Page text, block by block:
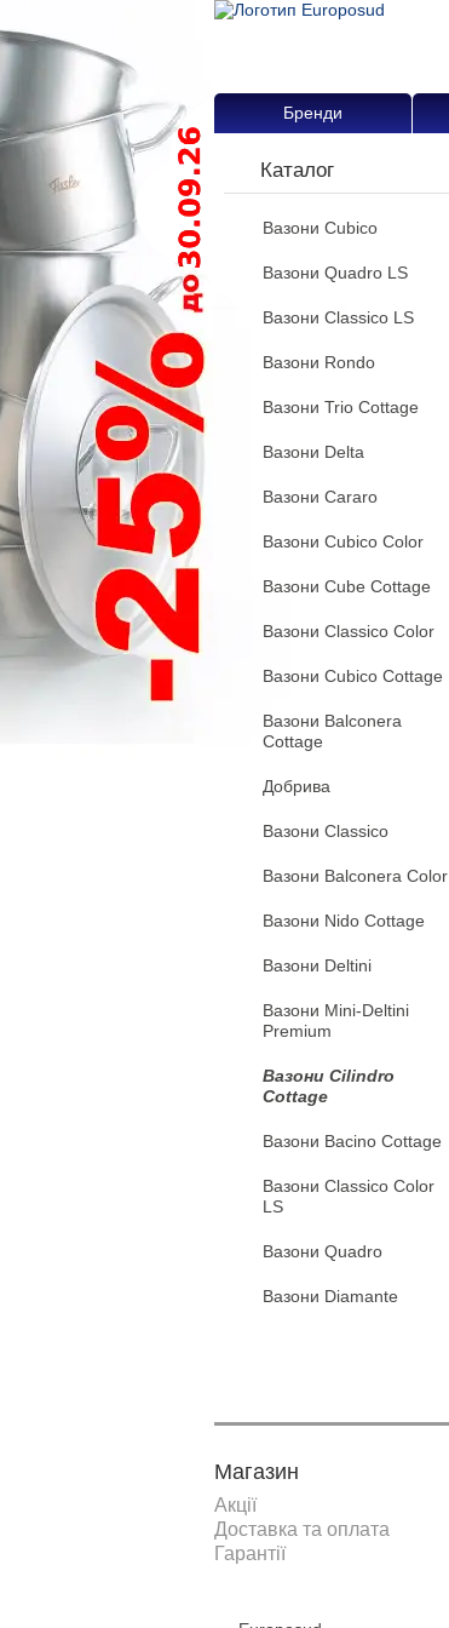
Бренди
Каталог
Вазони Cubico
Вазони Quadro LS
Вазони Classico LS
Вазони Rondo
Вазони Trio Cottage
Вазони Delta
Вазони Cararo
Вазони Cubico Color
Вазони Cube Cottage
Вазони Classico Сolor
Вазони Cubico Cottage
Вазони Balconera
Cottage
Добрива
Вазони Classico
Вазони Balconera Color
Вазони Nido Cottage
Вазони Deltini
Вазони Mini-Deltini
Premium
Вазони Cilindro
Cottage
Вазони Bacino Cottage
Вазони Classico Сolor
LS
Вазони Quadro
Вазони Diamante
Магазин
Акції
Доставка та оплата
Гарантії